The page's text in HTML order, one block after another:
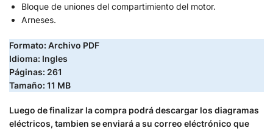
Bloque de uniones del compartimiento del motor.
Arneses.
Formato: Archivo PDF
Idioma: Ingles
Páginas: 261
Tamaño: 11 MB
Luego de finalizar la compra podrá descargar los diagramas
eléctricos, tambien se enviará a su correo eléctrónico que